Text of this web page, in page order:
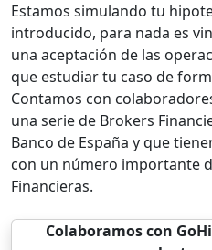
Estamos simulando tu
introducido, para nada es
una aceptación de las
que estudiar tu caso de
Contamos con
una serie de Brokers
Banco de España y que
con un número importante
Financieras.
Colaboramos con